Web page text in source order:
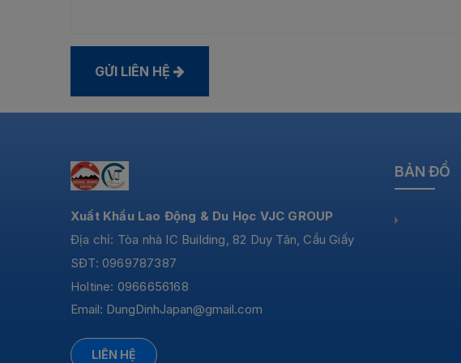
GỬI LIÊN HỆ
Xuất Khẩu Lao Động & Du Học VJC GROUP
Địa chỉ: Tòa nhà IC Building, 82 Duy Tân, Cầu Giấy
SĐT: 0969787387
Holtine: 0966656168
Email: DungDinhJapan@gmail.com
LIÊN HỆ
BẢN ĐỒ